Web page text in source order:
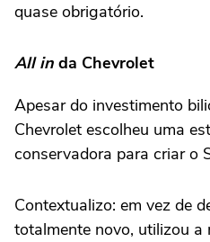
quase obrigatório.
All in da Chevrolet
Apesar do investimento
Chevrolet escolheu uma
conservadora para criar o
Contextualizo: em vez de
totalmente novo, utilizou